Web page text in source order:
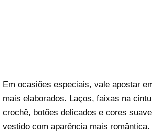
Em ocasiões especiais, vale apostar
mais elaborados. Laços, faixas na
crochê, botões delicados e cores
vestido com aparência mais romântica.